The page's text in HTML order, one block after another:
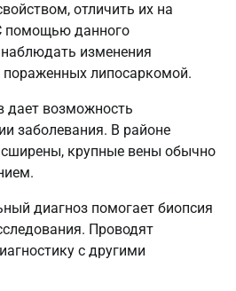
отличить их на
помощью данного
изменения
липосаркомой.
дает возможность
заболевания. В районе
крупные вены обычно
диагноз помогает биопсия
Проводят
с другими